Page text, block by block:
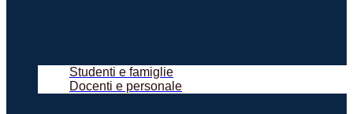
Studenti e famiglie
Docenti e personale